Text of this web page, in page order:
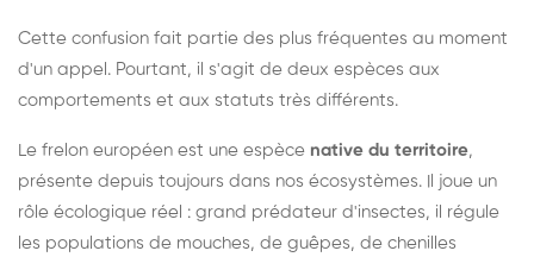
Cette confusion fait partie des plus fréquentes au moment
d'un appel. Pourtant, il s'agit de deux espèces aux
comportements et aux statuts très différents.
Le frelon européen est une espèce native du territoire,
présente depuis toujours dans nos écosystèmes. Il joue un
rôle écologique réel : grand prédateur d'insectes, il régule
les populations de mouches, de guêpes, de chenilles